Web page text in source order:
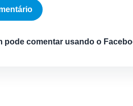
pode comentar usando o